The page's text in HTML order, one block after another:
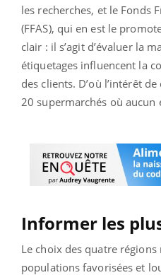
les recherches, et le Fonds
(FFAS), qui en est le
clair : il s’agit d’évaluer la
étiquetages influencent la
des clients. D’où l’intérêt
20 supermarchés où aucun
Informer les
Le choix des quatre
populations favorisées et